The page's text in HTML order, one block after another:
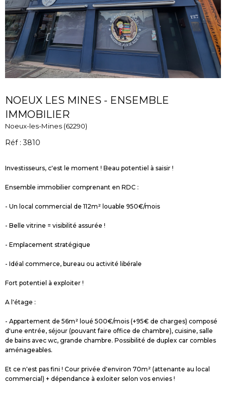
NOEUX LES MINES - ENSEMBLE
IMMOBILIER
Noeux-les-Mines (62290)
Réf : 3810
Investisseurs, c'est le moment ! Beau potentiel à saisir !
Ensemble immobilier comprenant en RDC :
- Un local commercial de 112m² louable 950€/mois
- Belle vitrine = visibilité assurée !
- Emplacement stratégique
- Idéal commerce, bureau ou activité libérale
Fort potentiel à exploiter !
A l'étage :
- Appartement de 56m² loué 500€/mois (+95€ de charges) composé
d'une entrée, séjour (pouvant faire office de chambre), cuisine, salle
de bains avec wc, grande chambre. Possibilité de duplex car combles
aménageables.
Et ce n'est pas fini ! Cour privée d'environ 70m² (attenante au local
commercial) + dépendance à exloiter selon vos envies !